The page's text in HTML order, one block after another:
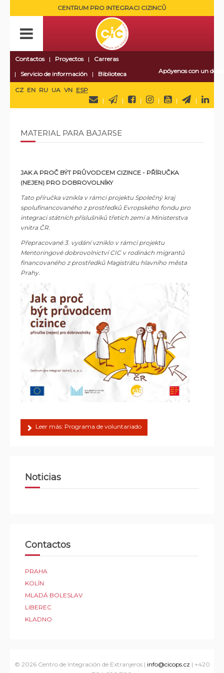
CENTRUM PRO INTEGRACI CIZINCŮ
Contactos Proyectos
Carreras
Servicio de información
Biblioteca Apóyenos con un
CZ EN RU UA VN ESP
MATERIAL PARA BAJARSE
JAK A PROČ BÝT PRŮVODCEM CIZINCE - PŘÍRUČKA
(NEJEN) PRO DOBROVOLNÍKY
Tato příručka vznikla v rámci projektu Společný kraj
spolufinancovaného z prostředků Evropského fondu pro
integraci státních příslušníků třetích zemí a Ministerstva
vnitra ČR.
Přepracované 3. vydání vzniklo v rámci projektu
Mentoringové dobrovolnictví CIC v rodinách migrantů
financovaného z prostředků Magistrátu hlavního města
Prahy.
Leer más: Programa de voluntariado
Noticias
Contactos
PRAHA
KOLÍN
MLADÁ BOLESLAV
LIBEREC
KLADNO
© 2026 Centro de Integración de Extranjeros| info@cicops.cz | +420